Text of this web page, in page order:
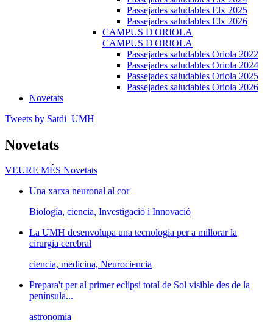
Passejades saludables Elx 2025
Passejades saludables Elx 2026
CAMPUS D'ORIOLA
CAMPUS D'ORIOLA
Passejades saludables Oriola 2022
Passejades saludables Oriola 2024
Passejades saludables Oriola 2025
Passejades saludables Oriola 2026
Novetats
Tweets by Satdi_UMH
Novetats
VEURE MÉS Novetats
Una xarxa neuronal al cor
Biología, ciencia, Investigació i Innovació
La UMH desenvolupa una tecnologia per a millorar la
cirurgia cerebral
ciencia, medicina, Neurociencia
Prepara't per al primer eclipsi total de Sol visible des de la
península...
astronomía